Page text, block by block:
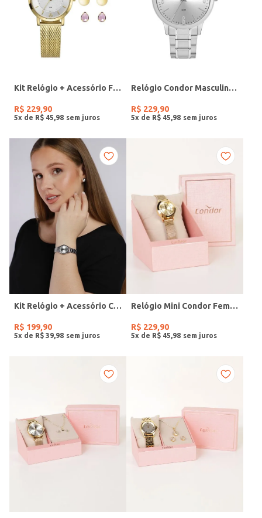
Kit Relógio + Acessório Feminino DOURADO
R$ 229,90
5x de R$ 45 98
Relógio Condor Masculino PRATA
R$ 229,90
5x de R$ 45 98
Kit Relógio + Acessório Condor Feminino PRATA
R$ 199,90
5x de R$ 39 98
Relógio Mini Condor Feminino DOURADO
R$ 229,90
5x de R$ 45 98